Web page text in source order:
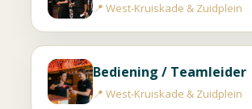
📍 West-Kruiskade & Zuidplein
Bediening / Teamleider
📍 West-Kruiskade & Zuidplein